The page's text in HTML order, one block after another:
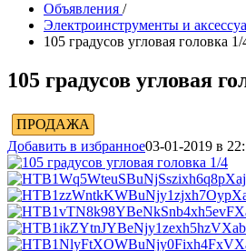
Объявления /
Электроинструменты и
105 градусов угловая головка 1/
105 градусов угловая
ПРОДАЖА
Добавить в избранное03-01-2019 в